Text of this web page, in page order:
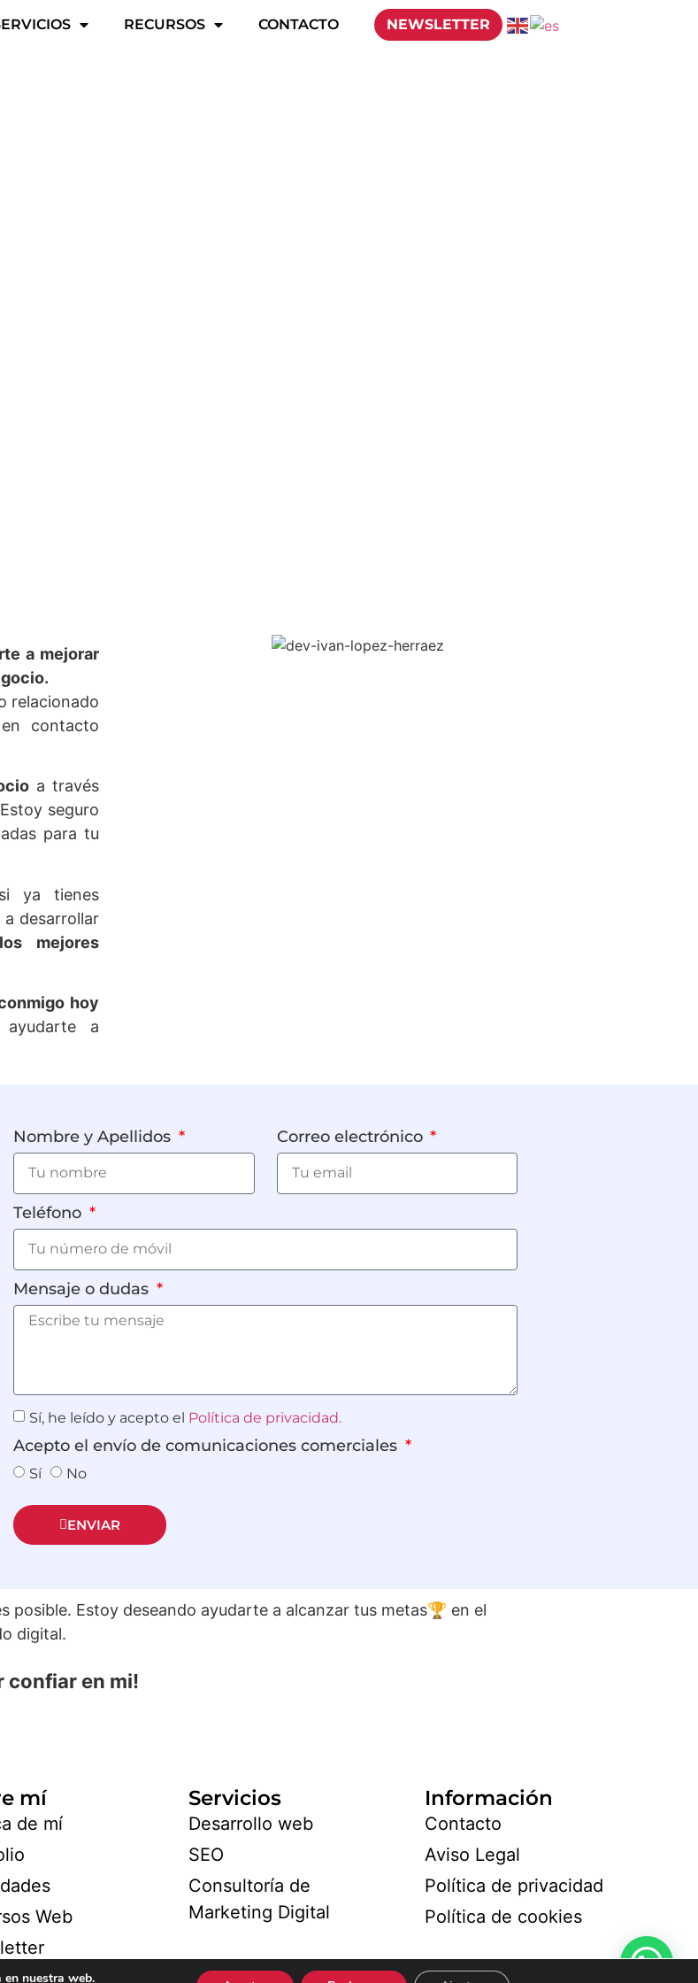
RECURSOS CONTACTO NEWSLETTER
cómo el marketing
negocio!
a mejorar
relacionado
contacto
a través
seguro
para tu
ya tienes
desarrollar
mejores
hoy
a
Nombre y Apellidos Correo electrónico
Teléfono
Mensaje o dudas
Sí, he leído y acepto el Política de privacidad.
Acepto el envío de comunicaciones comerciales
Sí No
ENVIAR
Estoy deseando ayudarte a alcanzar tus metas🏆 en el
digital.
confiar en mi!
mí
de mí
Web
Servicios
Desarrollo web
SEO
Consultoría de
Marketing Digital
Información
Contacto
Aviso Legal
Política de privacidad
Política de cookies
nuestra web.